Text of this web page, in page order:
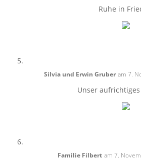
Ruhe in
Silvia und Erwin Gruber am 7.
Unser
Familie Filbert am 7.